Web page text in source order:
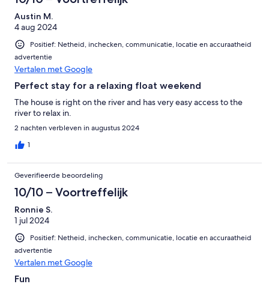
Austin M.
4 aug 2024
Positief: Netheid, inchecken, communicatie, locatie en accuraatheid
advertentie
Vertalen met Google
Perfect stay for a relaxing float weekend
The house is right on the river and has very easy access to the
river to relax in.
2 nachten verbleven in augustus 2024
1
Geverifieerde beoordeling
10/10 – Voortreffelijk
Ronnie S.
1 jul 2024
Positief: Netheid, inchecken, communicatie, locatie en accuraatheid
advertentie
Vertalen met Google
Fun